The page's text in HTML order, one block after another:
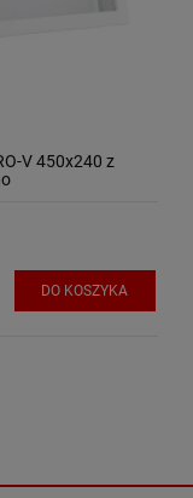
V 450x240 z
DO KOSZYKA